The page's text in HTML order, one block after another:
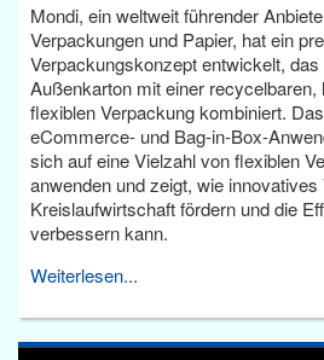
Mondi, ein weltweit führender
Verpackungen und Papier, hat ein
Verpackungskonzept entwickelt,
Außenkarton mit einer
flexiblen Verpackung kombiniert.
eCommerce- und Bag-in-Box-
sich auf eine Vielzahl von flexiblen
anwenden und zeigt, wie
Kreislaufwirtschaft fördern und die
verbessern kann.
Weiterlesen...